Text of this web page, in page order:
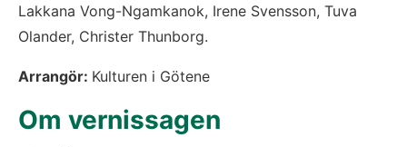
Lakkana Vong-Ngamkanok, Irene Svensson, Tuva
Olander, Christer Thunborg.
Arrangör: Kulturen i Götene
Om vernissagen